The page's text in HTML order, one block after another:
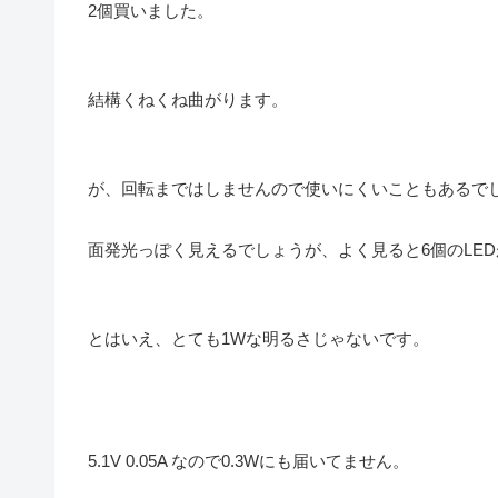
2個買いました。
結構くねくね曲がります。
が、回転まではしませんので使いにくいこともあるで
面発光っぽく見えるでしょうが、よく見ると6個のLED
とはいえ、とても1Wな明るさじゃないです。
5.1V 0.05A なので0.3Wにも届いてません。